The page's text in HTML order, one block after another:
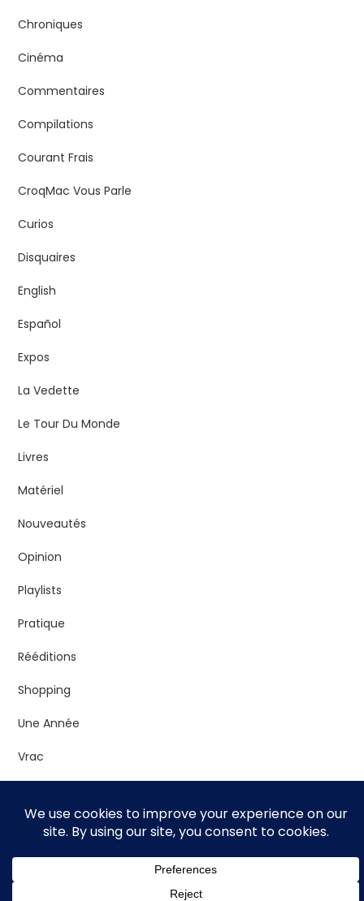
Chroniques
Cinéma
Commentaires
Compilations
Courant Frais
CroqMac Vous Parle
Curios
Disquaires
English
Español
Expos
La Vedette
Le Tour Du Monde
Livres
Matériel
Nouveautés
Opinion
Playlists
Pratique
Rééditions
Shopping
Une Année
Vrac